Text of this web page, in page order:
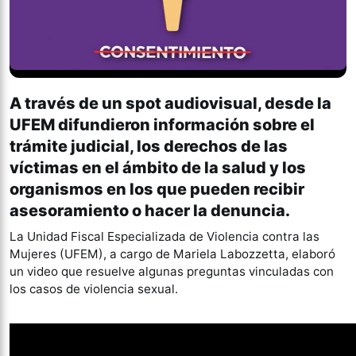
A través de un spot audiovisual, desde la
UFEM difundieron información sobre el
trámite judicial, los derechos de las
víctimas en el ámbito de la salud y los
organismos en los que pueden recibir
asesoramiento o hacer la denuncia.
La Unidad Fiscal Especializada de Violencia contra las
Mujeres (UFEM), a cargo de Mariela Labozzetta, elaboró
un video que resuelve algunas preguntas vinculadas con
los casos de violencia sexual.